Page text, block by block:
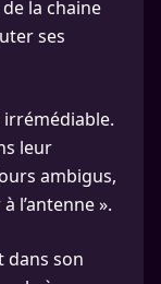
la chaine
ses
irrémédiable.
leur
ambigus,
l’antenne ».
dans son